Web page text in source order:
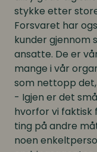
stykke etter
Forsvaret har
kunder gjennom
ansatte. De er
mange i vår
som nettopp det,
- Igjen er det
hvorfor vi faktisk
ting på andre
noen